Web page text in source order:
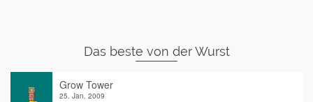
Das beste von der Wurst
Grow Tower
25. Jan. 2009